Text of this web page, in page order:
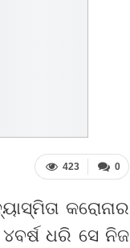
0
423
କରୋନାର
ଧରି ସେ ନିଜ